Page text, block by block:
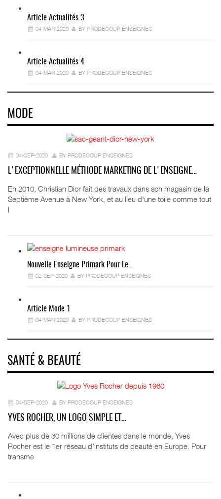
Article Actualités 3
04-MAR-2020 BY PRODECOUP ENSEIGNES
Article Actualités 4
04-MAR-2020 BY PRODECOUP ENSEIGNES
MODE
04-SEP-2020 BY PRODECOUP ENSEIGNES
L'EXCEPTIONNELLE MÉTHODE MARKETING DE L'ENSEIGNE…
En 2010, Christian Dior fait des travaux dans son magasin de la
Septième Avenue à New York, et au lieu d'une toile comme tout
l
Nouvelle Enseigne Primark Pour Le…
02-SEP-2020 BY PRODECOUP ENSEIGNES
Article Mode 1
04-MAR-2020 BY PRODECOUP ENSEIGNES
SANTÉ & BEAUTÉ
04-SEP-2020 BY PRODECOUP ENSEIGNES
YVES ROCHER, UN LOGO SIMPLE ET…
Avec plus de 30 millions de clientes dans le monde, Yves
Rocher est le 1er réseau d’instituts de beauté en Europe. Pour
transme